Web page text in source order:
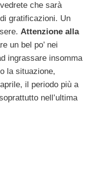
che sarà
gratificazioni. Un
Attenzione alla
un bel po’ nei
ingrassare insomma
la situazione,
il periodo più a
nell’ultima